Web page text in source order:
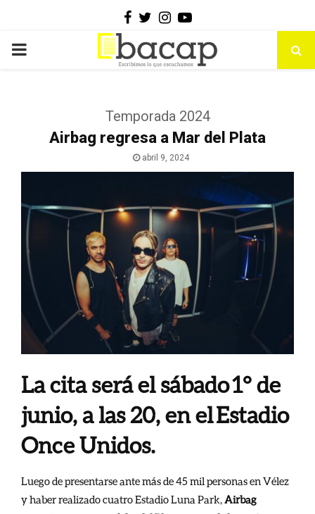
Facebook
Twitter
Instagram
Youtube
PRIMARY
Temporada 2024
Airbag regresa a Mar del Plata
abril 9, 2024
La cita será el sábado 1° de
junio, a las20, en el Estadio
Once Unidos.
Luego de presentarse ante más de 45 mil personas en Vélez
y haber realizado cuatro Estadio Luna Park,Airbag